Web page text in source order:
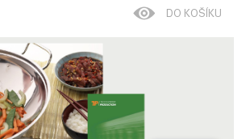
DO KOŠÍKU